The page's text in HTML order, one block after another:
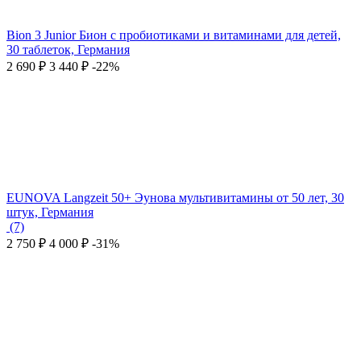
Bion 3 Junior Бион с пробиотиками и витаминами для детей,
30 таблеток, Германия
2 690 ₽ 3 440 ₽ -22%
EUNOVA Langzeit 50+ Эунова мультивитамины от 50 лет, 30
штук, Германия
(7)
2 750 ₽ 4 000 ₽ -31%